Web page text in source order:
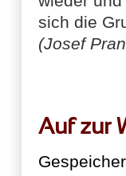
sich die
(Josef
Auf zur